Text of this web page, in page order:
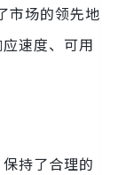
市场的领先地
速度、可用
持了合理的